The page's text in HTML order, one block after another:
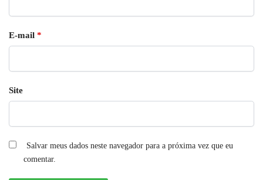
E-mail *
Site
Salvar meus dados neste navegador para a próxima vez que eu
comentar.